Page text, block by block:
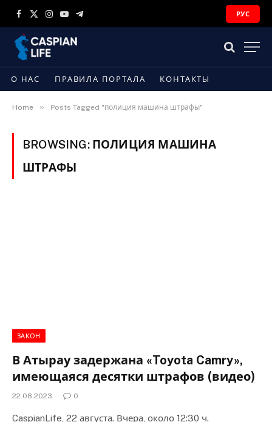
Facebook
X
Instagram
YouTubeTelegram
РУС
О НАС ПРАВИЛА ПОРТАЛА КОНТАКТЫ
Home » Posts Tagged "полиция машина штрафы"
BROWSING: ПОЛИЦИЯ МАШИНА
ШТРАФЫ
ЗАКОН
В Атырау задержана «Toyota Camry»,
имеющаяся десятки штрафов (видео)
22.08.2023 0
CaspianLife, 22 августа. Вчера, около 12:30 ч.